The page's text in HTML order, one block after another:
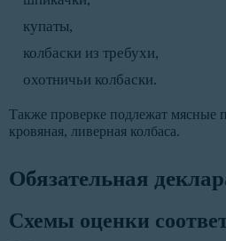
купаты,
колбаски из требухи,
охотничьи колбаски.
Также проверке подлежат мясные
кровяная, ливерная колбаса.
Обязательная
Схемы оценки